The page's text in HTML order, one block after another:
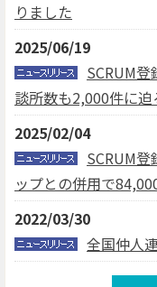
りました
2025/06/19
SCRUM
談所数も2,000件に迫
2025/02/04
SCRUM
ップとの併用で
2022/03/30
全国仲人